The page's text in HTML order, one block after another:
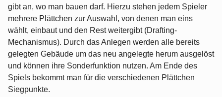
gibt an, wo man bauen darf. Hierzu stehen jedem Spieler
mehrere Plättchen zur Auswahl, von denen man eins
wählt, einbaut und den Rest weitergibt (Drafting-
Mechanismus). Durch das Anlegen werden alle bereits
gelegten Gebäude um das neu angelegte herum ausgelöst
und können ihre Sonderfunktion nutzen. Am Ende des
Spiels bekommt man für die verschiedenen Plättchen
Siegpunkte.